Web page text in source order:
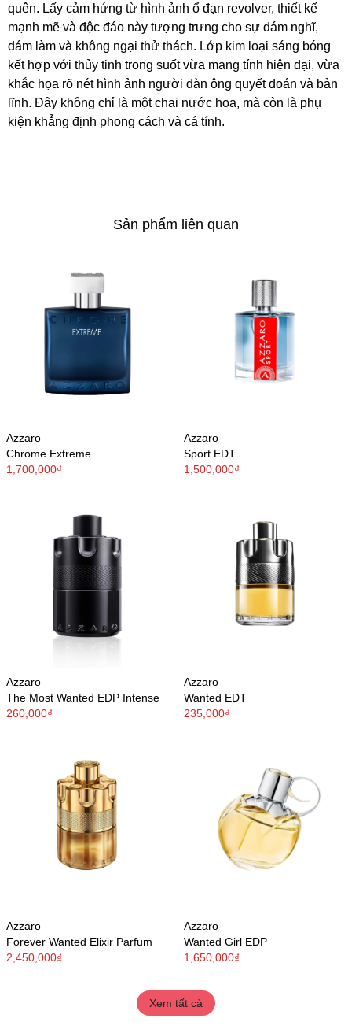
quên. Lấy cảm hứng từ hình ảnh ổ đạn revolver, thiết kế
mạnh mẽ và độc đáo này tượng trưng cho sự dám nghĩ,
dám làm và không ngại thử thách. Lớp kim loại sáng bóng
kết hợp với thủy tinh trong suốt vừa mang tính hiện đại, vừa
khắc họa rõ nét hình ảnh người đàn ông quyết đoán và bản
lĩnh. Đây không chỉ là một chai nước hoa, mà còn là phụ
kiện khẳng định phong cách và cá tính.
Sản phẩm liên quan
Azzaro
Chrome Extreme
1,700,000₫
Azzaro
Sport EDT
1,500,000₫
Azzaro
The Most Wanted EDP Intense
260,000₫
Azzaro
Wanted EDT
235,000₫
Azzaro
Forever Wanted Elixir Parfum
2,450,000₫
Azzaro
Wanted Girl EDP
1,650,000₫
Xem tất cả